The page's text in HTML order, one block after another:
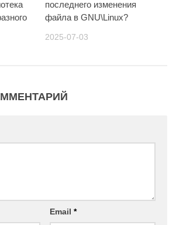
последнего изменения
файла в GNU\Linux?
2025-07-03
Email *